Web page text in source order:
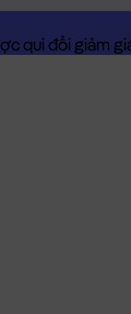
qui đổi giảm